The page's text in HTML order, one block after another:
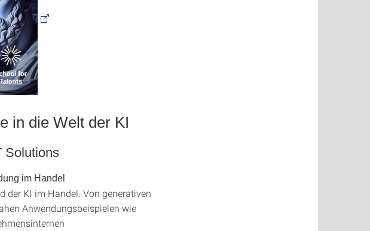
in die Welt der KI
Solutions
im Handel
der KI im Handel. Von generativen
Anwendungsbeispielen wie